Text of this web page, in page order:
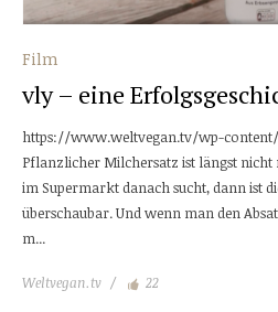
Film
vly – eine
https://www.weltvegan.tv/wp-content/
Pflanzlicher Milchersatz ist längst
im Supermarkt danach sucht, dann ist
überschaubar. Und wenn man den
m...
Weltvegan.tv 22